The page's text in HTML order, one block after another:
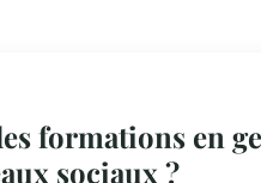
formations en
sociaux ?